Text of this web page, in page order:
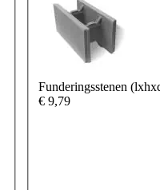
Funderingsstenen
€ 9,79